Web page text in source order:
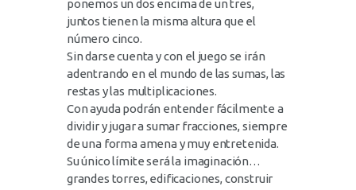
ponemos un dos encima de un tres,
juntos tienen la misma altura que el
número cinco.
Sin darse cuenta y con el juego se irán
adentrando en el mundo de las sumas, las
restas y las multiplicaciones.
Con ayuda podrán entender fácilmente a
dividir y jugar a sumar fracciones, siempre
de una forma amena y muy entretenida.
Su único límite será la imaginación…
grandes torres, edificaciones, construir